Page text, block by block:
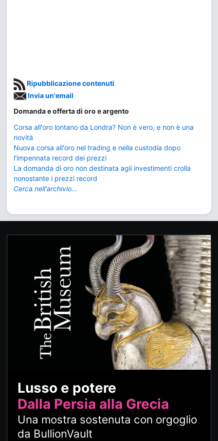
Ripubblicazione contenuti
Invia un'email
Domanda e offerta di oro e argento
Corsa all'oro lontano da Londra? Non è vero, e non è una
novità
Nuova corsa all'oro nel trading e nella custodia dopo
l'impennata record dei prezzi
La domanda di oro non destinata agli investimenti crolla
nonostante i prezzi record
Cerca nell'archivio...
Lusso e potere
Dalla Persia alla Grecia
Una mostra sostenuta con orgoglio
da BullionVault